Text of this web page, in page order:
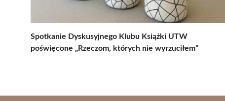
Spotkanie Dyskusyjnego Klubu Książki UTW
poświęcone „Rzeczom, których nie wyrzuciłem”